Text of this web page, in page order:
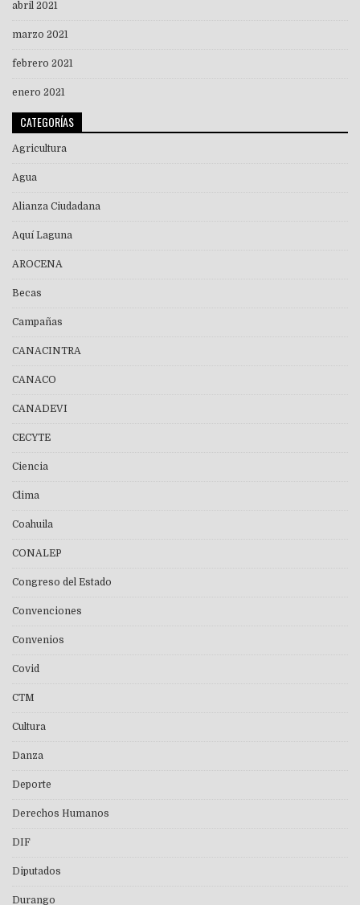
abril 2021
marzo 2021
febrero 2021
enero 2021
CATEGORÍAS
Agricultura
Agua
Alianza Ciudadana
Aquí Laguna
AROCENA
Becas
Campañas
CANACINTRA
CANACO
CANADEVI
CECYTE
Ciencia
Clima
Coahuila
CONALEP
Congreso del Estado
Convenciones
Convenios
Covid
CTM
Cultura
Danza
Deporte
Derechos Humanos
DIF
Diputados
Durango